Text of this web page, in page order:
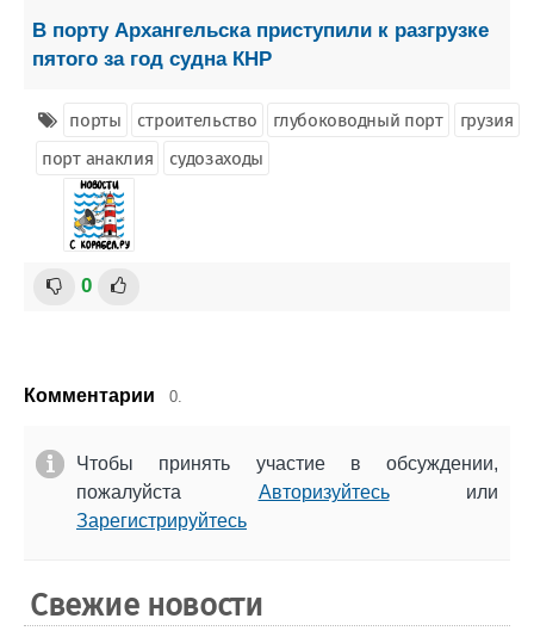
В порту Архангельска приступили к разгрузке
пятого за год судна КНР
порты строительство глубоководный порт
грузия
порт анаклия
судозаходы
0
Комментарии 0.
Чтобы принять участие в обсуждении,
пожалуйста Авторизуйтесьили
Зарегистрируйтесь
Свежие новости